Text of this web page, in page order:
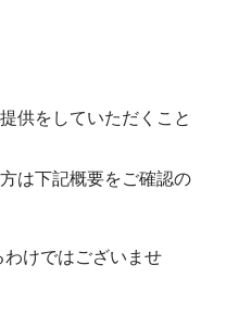
供をしていただくこと
は下記概要をご確認の
けではございませ